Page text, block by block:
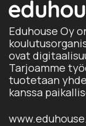
Eduhouse Oy
ovat
Tarjoamme
tuotetaan
kanssa